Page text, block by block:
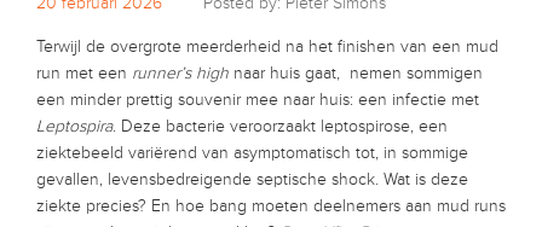
Terwijl de overgrote meerderheid na het finishen van een mud
run met een runner’s high naar huis gaat, nemen sommigen
een minder prettig souvenir mee naar huis: een infectie met
Leptospira. Deze bacterie veroorzaakt leptospirose, een
ziektebeeld variërend van asymptomatisch tot, in sommige
gevallen, levensbedreigende septische shock. Wat is deze
ziekte precies? En hoe bang moeten deelnemers aan mud runs